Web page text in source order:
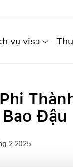
vụ visa
Đậu
2 2025